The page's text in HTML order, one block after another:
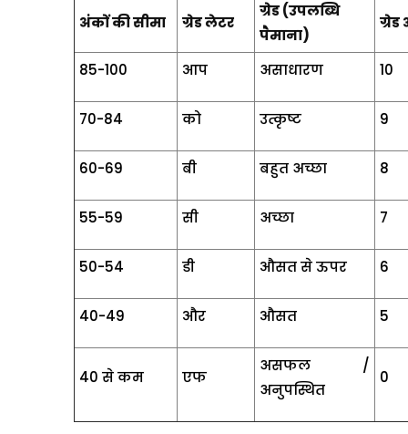
अंकों की सीमा ग्रेड लेटर
ग्रेड (उपलब्धि
पैमाना)
85-100 आप असाधारण 10
70-84 को उत्कृष्ट 9
60-69 बी बहुत अच्छा 8
55-59 सी अच्छा 7
50-54 डी औसत से ऊपर 6
40-49 और औसत 5
40 से कम एफ
असफल /
अनुपस्थित
0